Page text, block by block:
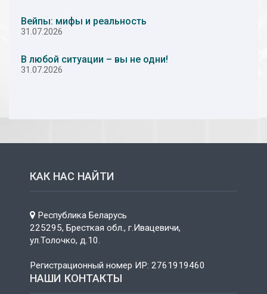
Вейпы: мифы и реальность
31.07.2026
В любой ситуации – вы не одни!
31.07.2026
КАК НАС НАЙТИ
Республика Беларусь
225295, Бресткая обл., г.Ивацевичи,
ул.Толочко, д.10.
Регистрационный номер ИР: 2761919460
НАШИ КОНТАКТЫ